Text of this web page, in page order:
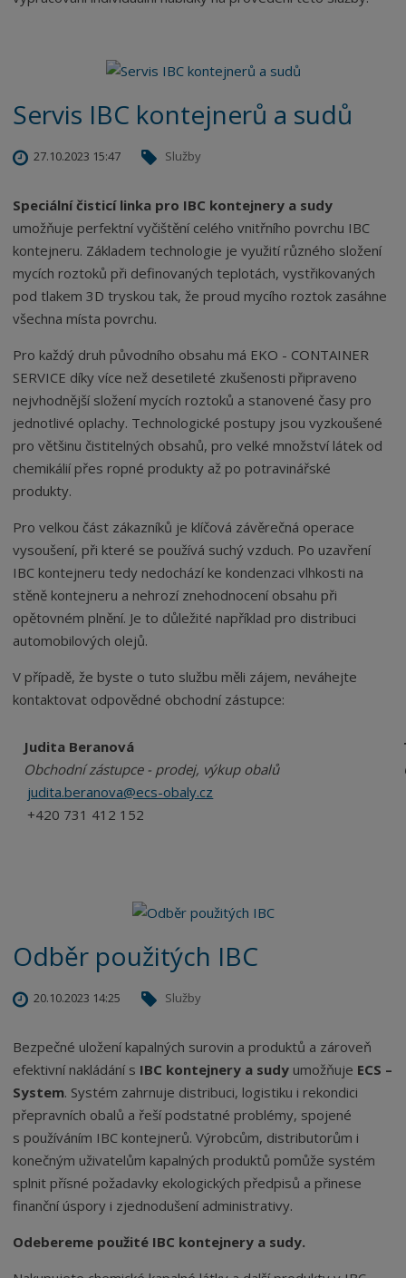
Servis IBC kontejnerů a sudů
27.10.2023 15:47 Služby
Speciální čisticí linka pro IBC kontejnery a sudy
umožňuje perfektní vyčištění celého vnitřního povrchu IBC
kontejneru. Základem technologie je využití různého složení
mycích roztoků při definovaných teplotách, vystřikovaných
pod tlakem 3D tryskou tak, že proud mycího roztok zasáhne
všechna místa povrchu.
Pro každý druh původního obsahu má EKO - CONTAINER
SERVICE díky více než desetileté zkušenosti připraveno
nejvhodnější složení mycích roztoků a stanovené časy pro
jednotlivé oplachy. Technologické postupy jsou vyzkoušené
pro většinu čistitelných obsahů, pro velké množství látek od
chemikálií přes ropné produkty až po potravinářské
produkty.
Pro velkou část zákazníků je klíčová závěrečná operace
vysoušení, při které se používá suchý vzduch. Po uzavření
IBC kontejneru tedy nedochází ke kondenzaci vlhkosti na
stěně kontejneru a nehrozí znehodnocení obsahu při
opětovném plnění. Je to důležité například pro distribuci
automobilových olejů.
V případě, že byste o tuto službu měli zájem, neváhejte
kontaktovat odpovědné obchodní zástupce:
Judita Beranová
Obchodní zástupce - prodej, výkup obalů
judita.beranova@ecs-obaly.cz
+420 731 412 152
Odběr použitých IBC
20.10.2023 14:25 Služby
Bezpečné uložení kapalných surovin a produktů a zároveň
efektivní nakládání s IBC kontejnery a sudy umožňuje ECS –
System. Systém zahrnuje distribuci, logistiku i rekondici
přepravních obalů a řeší podstatné problémy, spojené
s používáním IBC kontejnerů. Výrobcům, distributorům i
konečným uživatelům kapalných produktů pomůže systém
splnit přísné požadavky ekologických předpisů a přinese
finanční úspory i zjednodušení administrativy.
Odebereme použité IBC kontejnery a sudy.